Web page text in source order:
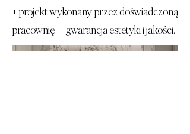
+ projekt wykonany przez doświadczoną
pracownię — gwarancja estetyki i jakości.